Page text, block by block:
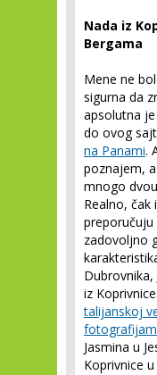
Nada iz
Bergama
Mene ne
sigurna da
apsolutna
do ovog
na Panami.
poznajem,
mnogo
Realno, čak
zadovoljno
Dubrovnika,
iz
talijanskoj
Jasmina u
Koprivnice